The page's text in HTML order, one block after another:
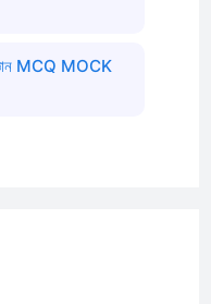
MCQ MOCK